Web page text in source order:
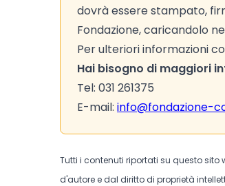
dovrà essere stampato,
Fondazione, caricandolo
Per ulteriori informazioni
Hai bisogno di maggiori
Tel: 031 261375
E-mail: info@fondazione-
Tutti i contenuti riportati su questo sito
d'autore e dal diritto di proprietà